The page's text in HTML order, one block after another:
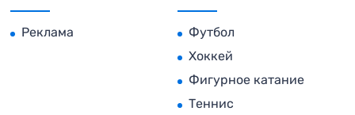
Реклама
Футбол
Хоккей
Фигурное катание
Теннис